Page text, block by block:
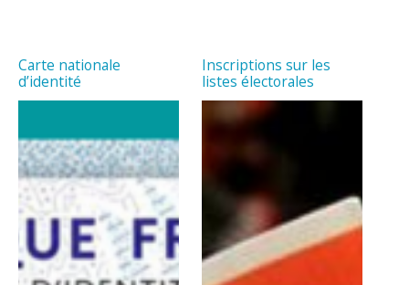
Carte nationale
d’identité
Inscriptions sur les
listes électorales